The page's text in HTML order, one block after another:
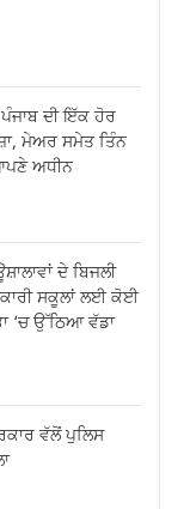
ਦੀ ਇੱਕ ਹੋਰ
ਮੇਅਰ ਸਮੇਤ ਤਿੰਨ
ਅਧੀਨ
ਦੇ ਬਿਜਲੀ
ਸਕੂਲਾਂ ਲਈ ਕੋਈ
‘ਚ ਉੱਠਿਆ ਵੱਡਾ
ਵੱਲੋਂ ਪੁਲਿਸ